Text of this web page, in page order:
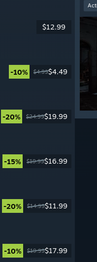
$12.99
-10% $4.99$4.49
-20% $24.99$19.99
-15% $19.99$16.99
-20% $14.99$11.99
-10% $19.99$17.99